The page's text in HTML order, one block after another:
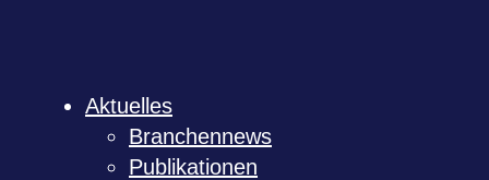
Aktu­el­les
Bran­chen­news
Publi­ka­tio­nen